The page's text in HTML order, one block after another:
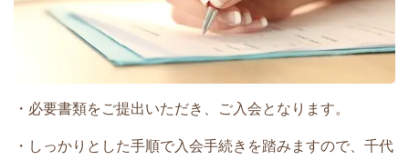
・必要書類をご提出いただき、ご入会となります。
・しっかりとした手順で入会手続きを踏みますので、千代